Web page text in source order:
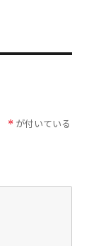
* が付いている